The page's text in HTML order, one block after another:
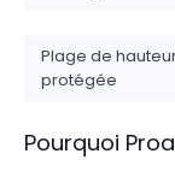
Plage de
protégée
Pourquoi